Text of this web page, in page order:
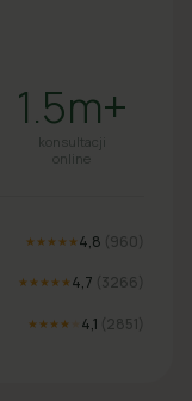
1.5m+
konsultacji
online
★★★★★ 4,8 (960
★★★★★ 4,7 (3266
★★★★ 4,1 (2851